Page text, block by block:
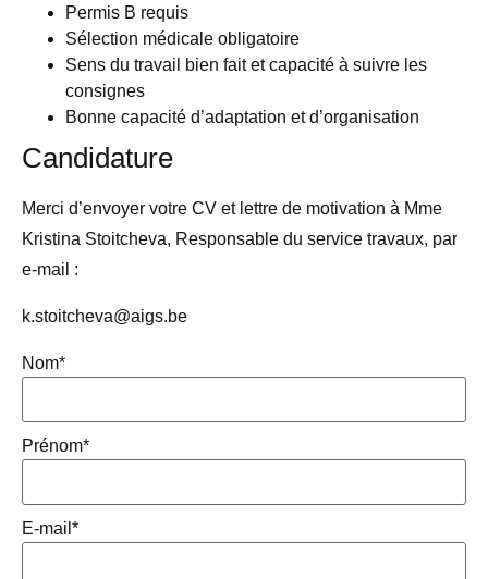
Permis B requis
Sélection médicale obligatoire
Sens du travail bien fait et capacité à suivre les
consignes
Bonne capacité d’adaptation et d’organisation
Candidature
Merci d’envoyer votre CV et lettre de motivation à Mme
Kristina Stoitcheva, Responsable du service travaux, par
e-mail :
k.stoitcheva@aigs.be
Nom*
Prénom*
E-mail *